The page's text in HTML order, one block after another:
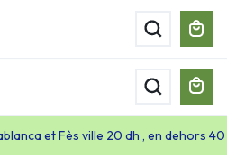
et Fès ville 20 dh , en dehors